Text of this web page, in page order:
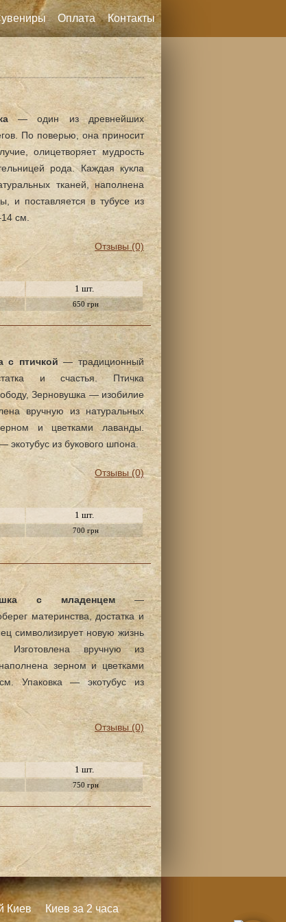
Оплата Контакты
— один из древнейших
По поверью, она приносит
олицетворяет мудрость
рода. Каждая кукла
тканей, наполнена
и поставляется в тубусе из
см.
Отзывы (0)
1 шт.
650 грн
с птичкой— традиционный
и счастья. Птичка
Зерновушка — изобилие
вручную из натуральных
и цветками лаванды.
экотубус из букового шпона.
Отзывы (0)
1 шт.
700 грн
с младенцем—
материнства, достатка и
символизирует новую жизнь
Изготовлена вручную из
зерном и цветками
Упаковка — экотубус из
Отзывы (0)
1 шт.
750 грн
Киев Киев за 2 часа